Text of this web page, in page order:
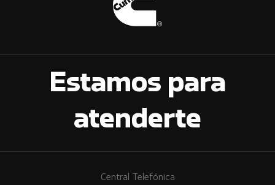
Estamos para
atenderte
Central Telefónica